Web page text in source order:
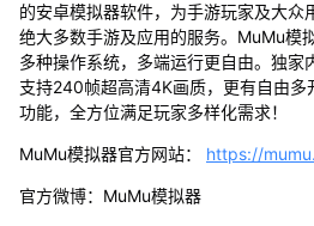
的安卓模拟器软件，为手游玩家及大众
绝大多数手游及应用的服务。MuMu模
多种操作系统，多端运行更自由。独家
支持240帧超高清4K画质，更有自由多
功能，全方位满足玩家多样化需求！
MuMu模拟器官方网站： https://
官方微博：MuMu模拟器